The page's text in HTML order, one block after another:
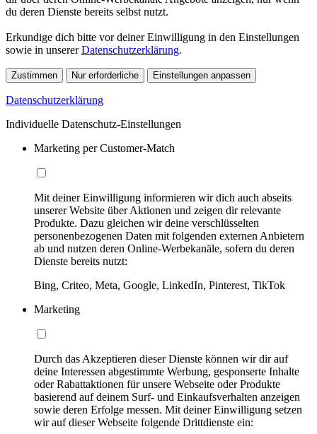
du deren Dienste bereits selbst nutzt.
Erkundige dich bitte vor deiner Einwilligung in den Einstellungen
sowie in unsererDatenschutzerklärung.
Zustimmen Nur erforderliche Einstellungen anpassen
Datenschutzerklärung
Individuelle Datenschutz-Einstellungen
Marketing per Customer-Match
Mit deiner Einwilligung informieren wir dich auch abseits
unserer Website über Aktionen und zeigen dir relevante
Produkte. Dazu gleichen wir deine verschlüsselten
personenbezogenen Daten mit folgenden externen Anbietern
ab und nutzen deren Online-Werbekanäle, sofern du deren
Dienste bereits nutzt:
Bing, Criteo, Meta, Google, LinkedIn, Pinterest, TikTok
Marketing
Durch das Akzeptieren dieser Dienste können wir dir auf
deine Interessen abgestimmte Werbung, gesponserte Inhalte
oder Rabattaktionen für unsere Webseite oder Produkte
basierend auf deinem Surf- und Einkaufsverhalten anzeigen
sowie deren Erfolge messen. Mit deiner Einwilligung setzen
wir auf dieser Webseite folgende Drittdienste ein: